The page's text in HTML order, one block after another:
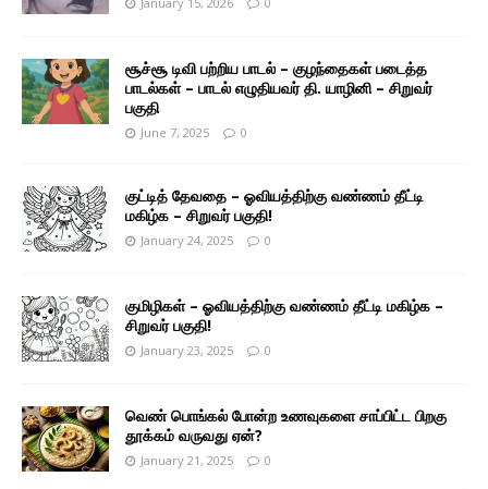
சூச்சூ டிவி பற்றிய பாடல் – குழந்தைகள் படைத்த
பாடல்கள் – பாடல் எழுதியவர் தி. யாழினி – சிறுவர்
பகுதி
June 7, 2025 0
குட்டித் தேவதை – ஓவியத்திற்கு வண்ணம் தீட்டி
மகிழ்க – சிறுவர் பகுதி!
January 24, 2025 0
குமிழிகள் – ஓவியத்திற்கு வண்ணம் தீட்டி மகிழ்க –
சிறுவர் பகுதி!
January 23, 2025 0
வெண் பொங்கல் போன்ற உணவுகளை சாப்பிட்ட பிறகு
தூக்கம் வருவது ஏன்?
January 21, 2025 0